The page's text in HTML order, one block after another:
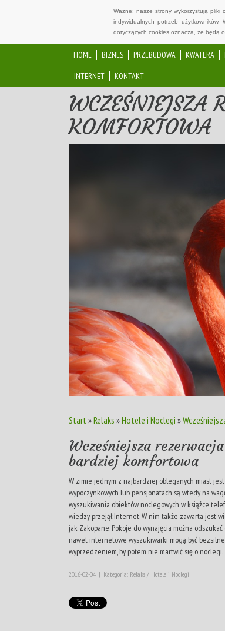
Ważne: nasze strony wykorzystują pliki
indywidualnych potrzeb
dotyczących cookies oznacza, że będą
HOME BIZNES PRZEBUDOWA KWATERA
INTERNET
KONTAKT
WCZEŚNIEJSZA
KOMFORTOWA
Start »Relaks »Hotele i Noclegi »
Wcześniejsza
bardziej komfortowa
W zimie jednym z najbardziej obleganych miast
wypoczynkowych lub pensjonatach są wtedy na
wyszukiwania obiektów noclegowych w książce
wiedzy przejął Internet. W nim także zawarta jest
jak Zakopane. Pokoje do wynajęcia można
nawet internetowe wyszukiwarki mogą być
wyprzedzeniem, by potem nie martwić się o noclegi.
2016-02-04 | Kategoria: Relaks / Hotele i Noclegi